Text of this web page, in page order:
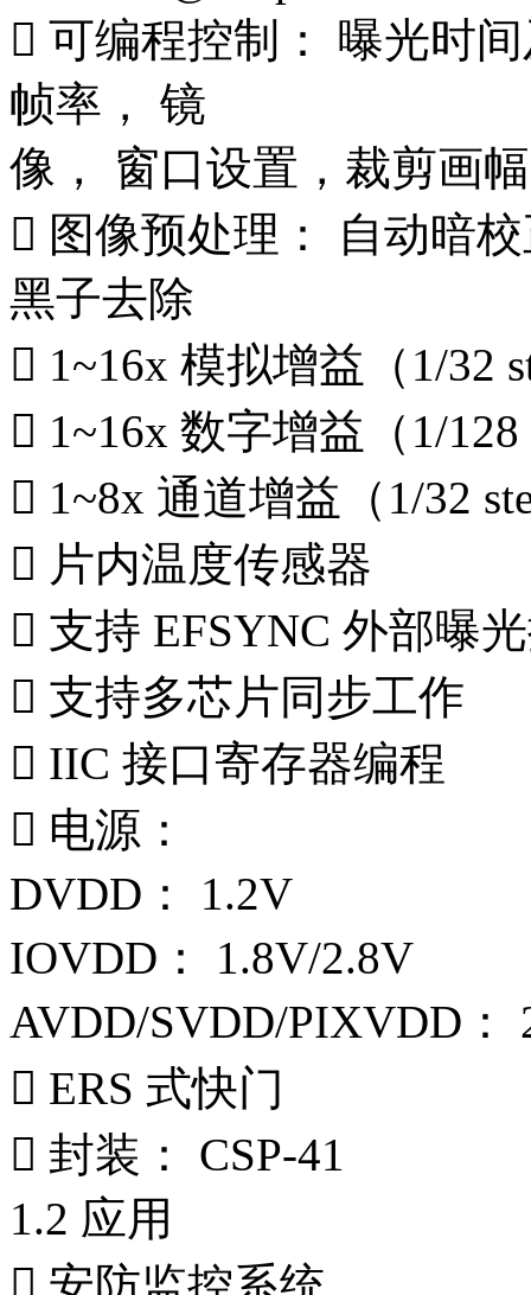
 可编程控制： 曝光时
帧率， 镜
像， 窗口设置，裁剪画
 图像预处理： 自动暗
黑子去除
 1~16x 模拟增益（1/32
 1~16x 数字增益（1/128
 1~8x 通道增益（1/32
 片内温度传感器
 支持 EFSYNC 外部曝
 支持多芯片同步工作
 IIC 接口寄存器编程
 电源：
DVDD： 1.2V
IOVDD： 1.8V/2.8V
AVDD/SVDD/PIXVDD：
 ERS 式快门
 封装： CSP-41
1.2 应用
 安防监控系统